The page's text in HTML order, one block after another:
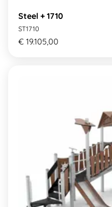
Steel + 1710
ST1710
€ 19.105,00